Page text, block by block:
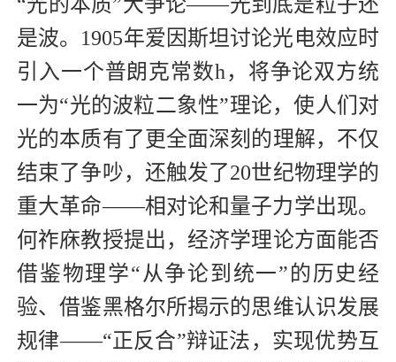
“光的本质”大争论——光到底是粒子还
是波。1905年爱因斯坦讨论光电效应时
引入一个普朗克常数h，将争论双方统
一为“光的波粒二象性”理论，使人们对
光的本质有了更全面深刻的理解，不仅
结束了争吵，还触发了20世纪物理学的
重大革命——相对论和量子力学出现。
何祚庥教授提出，经济学理论方面能否
借鉴物理学“从争论到统一”的历史经
验、借鉴黑格尔所揭示的思维认识发展
规律——“正反合”辩证法，实现优势互